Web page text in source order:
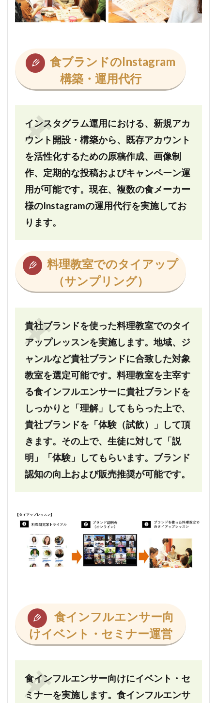
食ブランドのInstagram
構築・運用代行
インスタグラム運用における、新規アカ
ウント開設・構築から、既存アカウント
を活性化するための原稿作成、画像制
作、定期的な投稿およびキャンペーン運
用が可能です。現在、複数の食メーカー
様のInstagramの運用代行を実施してお
ります。
料理教室でのタイアップ
（サンプリング）
貴社ブランドを使った料理教室でのタイ
アップレッスンを実施します。地域、ジ
ャンルなど貴社ブランドに合致した対象
教室を選定可能です。料理教室を主宰す
る食インフルエンサーに貴社ブランドを
しっかりと「理解」してもらった上で、
貴社ブランドを「体験（試飲）」して頂
きます。その上で、生徒に対して「説
明」「体験」してもらいます。ブランド
認知の向上および販売推奨が可能です。
食インフルエンサー向
けイベント・セミナー運営
食インフルエンサー向けにイベント・セ
ミナーを実施します。食インフルエンサ